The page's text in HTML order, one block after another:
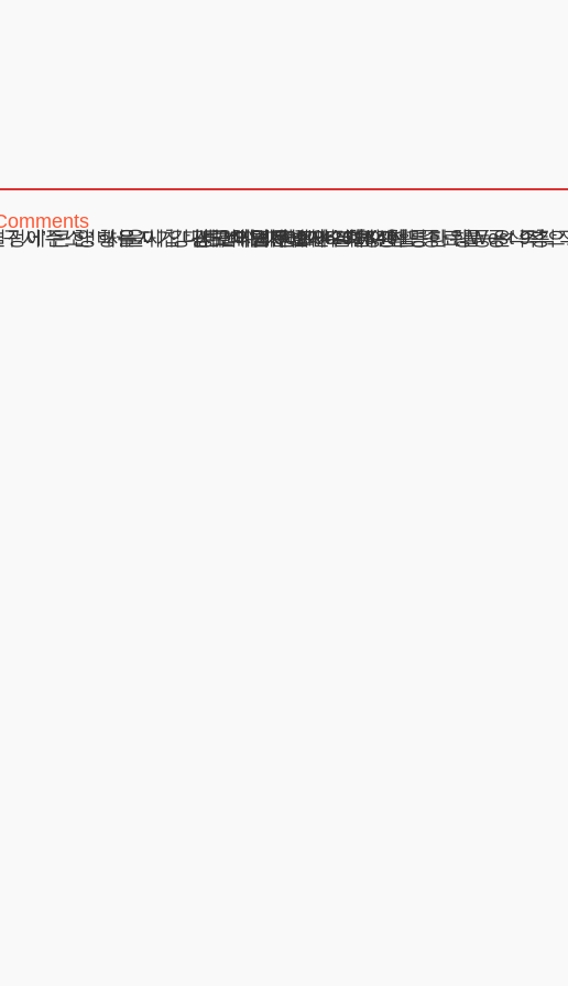
하는 문서입니다. 여기에는 ‘귀책 사유’가 명시되어 있을 것이며, 이는 재산 분할이나 양육권 결정에 큰 영향을 미칩니다. 이 시점에서 가장 현명한
상호 : 법무법인 테헤란
사업자 : 589-86-01340
대표자 : 이수학
주소 : 서울시 강남구 테헤란로 420, KT선릉타워West 9층
광고책임변호사 : 이수학